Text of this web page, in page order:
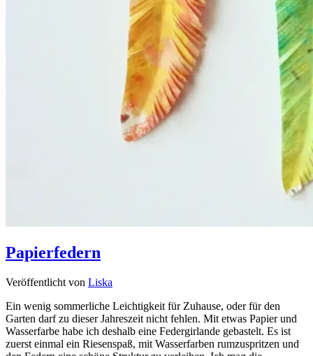
Papierfedern
Veröffentlicht von Liska
Ein wenig sommerliche Leichtigkeit für Zuhause, oder für den
Garten darf zu dieser Jahreszeit nicht fehlen. Mit etwas Papier und
Wasserfarbe habe ich deshalb eine Federgirlande gebastelt. Es ist
zuerst einmal ein Riesenspaß, mit Wasserfarben rumzuspritzen und